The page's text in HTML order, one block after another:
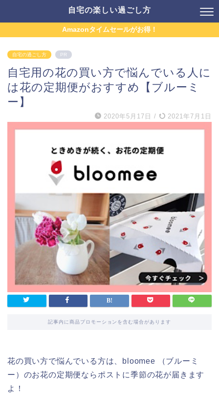
自宅の楽しい過ごし方
Amazonタイムセールがお得！
自宅の過ごし方 PR
自宅用の花の買い方で悩んでいる人に
は花の定期便がおすすめ【ブルーミ
ー】
2020年5月17日 / 2021年7月1日
記事内に商品プロモーションを含む場合があります
花の買い方で悩んでいる方は、bloomee （ブルーミ
ー）のお花の定期便ならポストに季節の花が届きます
よ！